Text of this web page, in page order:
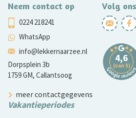
Neem contact op
0224 218241
WhatsApp
info@lekkernaarzee.nl
Dorpsplein 3b
1759 GM, Callantsoog
Volg ons
meer contactgegevens
Vakantieperiodes